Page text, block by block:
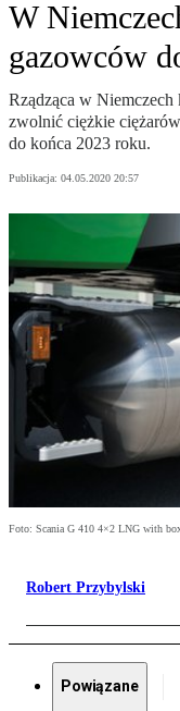
W
gazowców
Rządząca w
zwolnić ciężkie
do końca 2023 roku.
Publikacja: 04.05.2020 20:57
Foto: Scania G 410 4×2 LNG with
Robert Przybylski
Powiązane